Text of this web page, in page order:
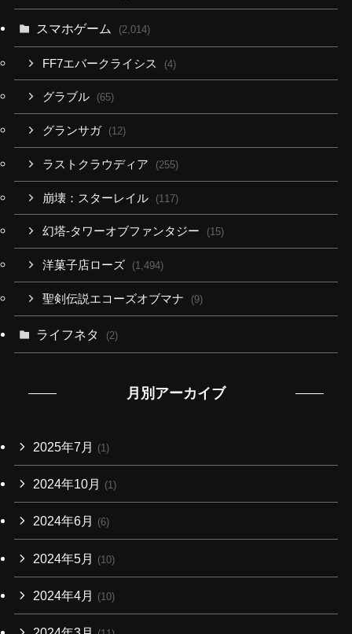
スマホゲーム (2,014)
FF7エバークライシス (4)
グラブル (65)
グランサガ (12)
ラストクラウディア (255)
崩壊：スターレイル (117)
幻塔-タワーオブファンタジー (15)
洋菓子店ローズ (1,494)
聖剣伝説エコーズオブマナ (9)
ライフネタ (2)
月別アーカイブ
2025年7月 (1)
2024年10月 (1)
2024年6月 (6)
2024年5月 (10)
2024年4月 (10)